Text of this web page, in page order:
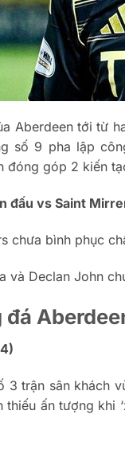
Aberdeen tới từ
số 9 pha lập
đóng góp 2 kiến
đấu vs Saint
chưa bình phục
và Declan John
3 trận sân khách
ấn tượng khi